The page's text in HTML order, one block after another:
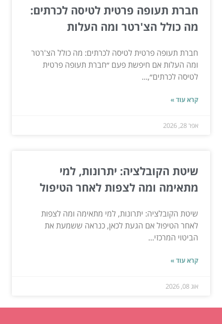
חברת תעופה פרטית לטיסה לכרתים:
מה כולל הצ'רטר ומה העלות
חברת תעופה פרטית לטיסה לכרתים: מה כולל הצ'רטר
ומה העלות אם חיפשת פעם ״חברת תעופה פרטית
לטיסה לכרתים״,...
קרא עוד »
אפר 28, 2026
שיטת הקובלציה: יתרונות, למי
מתאימה ומה לצפות לאחר הטיפול
שיטת הקובלציה: יתרונות, למי מתאימה ומה לצפות
לאחר הטיפול אם הגעת לכאן, כנראה ששמעת את
הביטוי המרכזי...
קרא עוד »
אוג 08, 2026